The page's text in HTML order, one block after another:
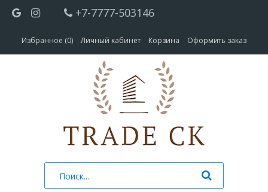
+7-7777-503146
Избранное (0) Личный кабинет Корзина Оформить заказ